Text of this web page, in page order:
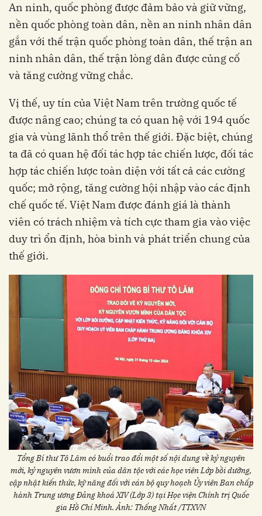
An ninh, quốc phòng được đảm bảo và giữ vững,
nền quốc phòng toàn dân, nền an ninh nhân dân
gắn với thế trận quốc phòng toàn dân, thế trận an
ninh nhân dân, thế trận lòng dân được củng cố
và tăng cường vững chắc.
Vị thế, uy tín của Việt Nam trên trường quốc tế
được nâng cao; chúng ta có quan hệ với 194 quốc
gia và vùng lãnh thổ trên thế giới. Đặc biệt, chúng
ta đã có quan hệ đối tác hợp tác chiến lược, đối tác
hợp tác chiến lược toàn diện với tất cả các cường
quốc; mở rộng, tăng cường hội nhập vào các định
chế quốc tế. Việt Nam được đánh giá là thành
viên có trách nhiệm và tích cực tham gia vào việc
duy trì ổn định, hòa bình và phát triển chung của
thế giới.
Tổng Bí thư Tô Lâm có buổi trao đổi một số nội dung về kỷ nguyên
mới, kỷ nguyên vươn mình của dân tộc với các học viên Lớp bồi dưỡng,
cập nhật kiến thức, kỹ năng đối với cán bộ quy hoạch Ủy viên Ban chấp
hành Trung ương Đảng khoá XIV (Lớp 3) tại Học viện Chính trị Quốc
gia Hồ Chí Minh. Ảnh: Thống Nhất /TTXVN